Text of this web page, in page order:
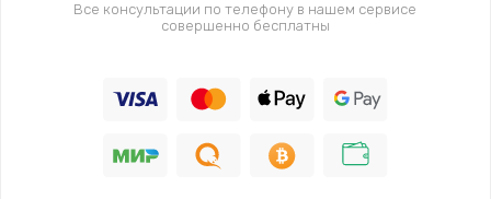
Все консультации по телефону в нашем сервисе
совершенно бесплатны